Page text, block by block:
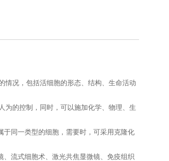
情况，包括活细胞的形态、结构、生命活动
为的控制，同时，可以施加化学、物理、生
同一类型的细胞，需要时，可采用克隆化
流式细胞术、激光共焦显微镜、免疫组织